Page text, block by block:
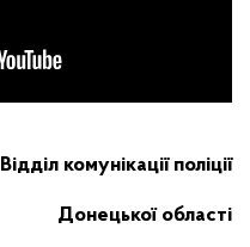
Відділ комунікації поліції
Донецької області